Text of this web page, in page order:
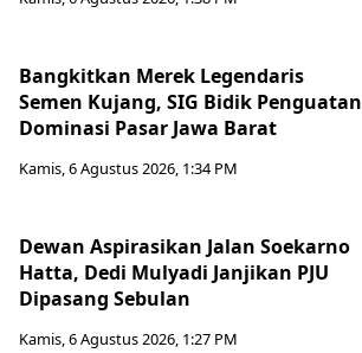
Bangkitkan Merek Legendaris
Semen Kujang, SIG Bidik Penguatan
Dominasi Pasar Jawa Barat
Kamis, 6 Agustus 2026, 1:34 PM
Dewan Aspirasikan Jalan Soekarno
Hatta, Dedi Mulyadi Janjikan PJU
Dipasang Sebulan
Kamis, 6 Agustus 2026, 1:27 PM